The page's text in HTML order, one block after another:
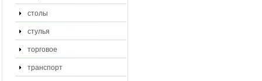
столы
стулья
торговое
транспорт